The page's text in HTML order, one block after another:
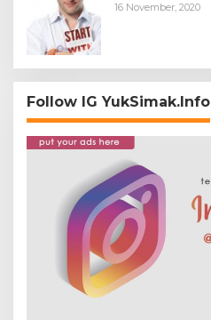
16 November, 2020
Follow IG YukSimak.Info